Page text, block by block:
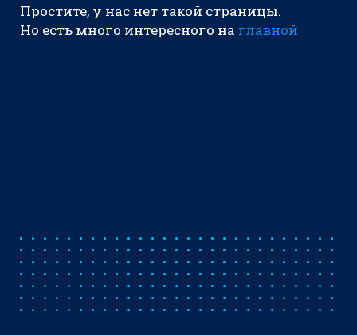
Простите, у нас нет такой страницы.
Но есть много интересного на главной